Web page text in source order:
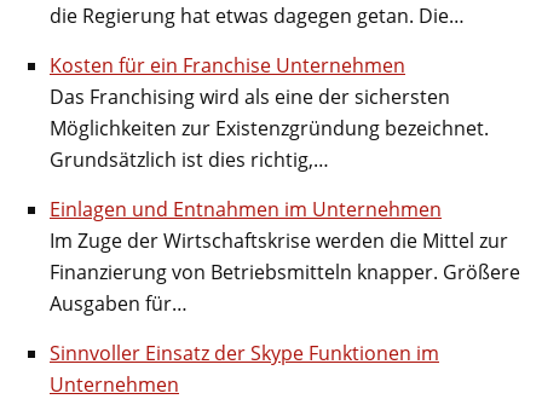
die Regierung hat etwas dagegen getan. Die…
Kosten für ein Franchise Unternehmen
Das Franchising wird als eine der sichersten
Möglichkeiten zur Existenzgründung bezeichnet.
Grundsätzlich ist dies richtig,…
Einlagen und Entnahmen im Unternehmen
Im Zuge der Wirtschaftskrise werden die Mittel zur
Finanzierung von Betriebsmitteln knapper. Größere
Ausgaben für…
Sinnvoller Einsatz der Skype Funktionen im
Unternehmen